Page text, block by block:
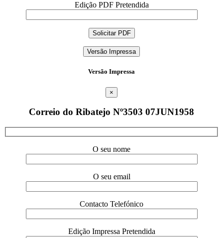
Edição PDF Pretendida
Versão Impressa
Versão Impressa
×
Correio do Ribatejo Nº3503 07JUN1958
O seu nome
O seu email
Contacto Telefónico
Edição Impressa Pretendida